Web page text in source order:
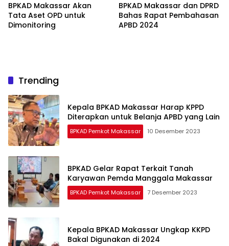
BPKAD Makassar Akan
Tata Aset OPD untuk
Dimonitoring
BPKAD Makassar dan DPRD
Bahas Rapat Pembahasan
APBD 2024
Trending
Kepala BPKAD Makassar Harap KPPD
Diterapkan untuk Belanja APBD yang Lain
BPKAD Pemkot Makassar 10 Desember 2023
BPKAD Gelar Rapat Terkait Tanah
Karyawan Pemda Manggala Makassar
BPKAD Pemkot Makassar 7 Desember 2023
Kepala BPKAD Makassar Ungkap KKPD
Bakal Digunakan di 2024